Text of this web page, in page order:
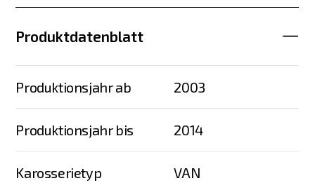
Produktdatenblatt
Produktionsjahr ab 2003
Produktionsjahr bis 2014
Karosserietyp VAN